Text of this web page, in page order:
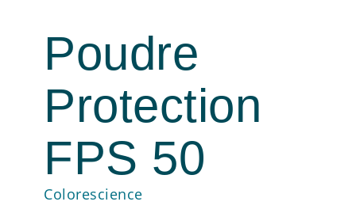
Poudre
Protection
FPS 50
Colorescience